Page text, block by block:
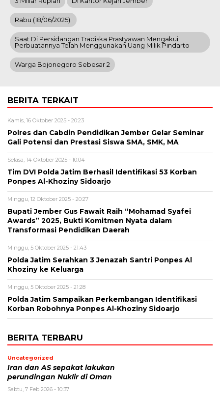
Rabu (18/06/2025).
Saat Di Persidangan Tradiska Prastyawan Mengakui
Perbuatannya Telah Menggunakan Uang Milik Pindarto
Warga Bojonegoro Sebesar 2
BERITA TERKAIT
Kamis, 16 Oktober 2025 - 20:23
Polres dan Cabdin Pendidikan Jember Gelar Seminar
Gali Potensi dan Prestasi Siswa SMA, SMK, MA
Selasa, 14 Oktober 2025 - 10:04
Tim DVI Polda Jatim Berhasil Identifikasi 53 Korban
Ponpes Al-Khoziny Sidoarjo
Minggu, 12 Oktober 2025 - 20:27
Bupati Jember Gus Fawait Raih “Mohamad Syafei
Awards” 2025, Bukti Komitmen Nyata dalam
Transformasi Pendidikan Daerah
Minggu, 5 Oktober 2025 - 21:43
Polda Jatim Serahkan 3 Jenazah Santri Ponpes Al
Khoziny ke Keluarga
Minggu, 5 Oktober 2025 - 21:28
Polda Jatim Sampaikan Perkembangan Identifikasi
Korban Robohnya Ponpes Al-Khoziny Sidoarjo
BERITA TERBARU
Uncategorized
Iran dan AS sepakat lakukan
perundingan Nuklir di Oman
Sabtu, 7 Feb 2026 - 10:37